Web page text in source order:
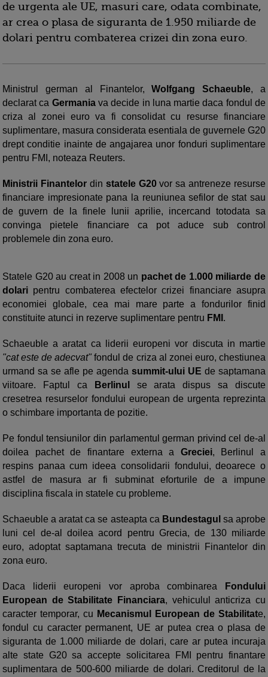
de urgenta ale UE, masuri care, odata combinate,
ar crea o plasa de siguranta de 1.950 miliarde de
dolari pentru combaterea crizei din zona euro.
Ministrul german al Finantelor,Wolfgang Schaeuble, a
declarat ca Germaniava decide in luna martie daca fondul de
criza al zonei euro va fi consolidat cu resurse financiare
suplimentare, masura considerata esentiala de guvernele G20
drept conditie inainte de angajarea unor fonduri suplimentare
pentru FMI, noteaza Reuters.
Ministrii Finantelor din statele G20vor sa antreneze resurse
financiare impresionate pana la reuniunea sefilor de stat sau
de guvern de la finele lunii aprilie, incercand totodata sa
convinga pietele financiare ca pot aduce sub control
problemele din zona euro.
Statele G20 au creat in 2008 un pachet de 1.000 miliarde de
dolari pentru combaterea efectelor crizei financiare asupra
economiei globale, cea mai mare parte a fondurilor finid
constituite atunci in rezerve suplimentare pentru FMI .
Schaeuble a aratat ca liderii europeni vor discuta in martie
"cat este de adecvat"fondul de criza al zonei euro, chestiunea
urmand sa se afle pe agenda summit-ului UE de saptamana
viitoare. Faptul ca
Berlinul se arata dispus sa discute
cresetrea resurselor fondului european de urgenta reprezinta
o schimbare importanta de pozitie.
Pe fondul tensiunilor din parlamentul german privind cel de-al
doilea pachet de finantare externa a Greciei, Berlinul a
respins panaa cum ideea consolidarii fondului, deoarece o
astfel de masura ar fi subminat eforturile de a impune
disciplina fiscala in statele cu probleme.
Schaeuble a aratat ca se asteapta ca Bundestagul sa aprobe
luni cel de-al doilea acord pentru Grecia, de 130 miliarde
euro, adoptat saptamana trecuta de ministrii Finantelor din
zona euro.
Daca liderii europeni vor aproba combinarea
Fondului
European de Stabilitate Financiara, vehiculul anticriza cu
caracter temporar, cu Mecanismul European de Stabilitate,
fondul cu caracter permanent, UE ar putea crea o plasa de
siguranta de 1.000 miliarde de dolari, care ar putea incuraja
alte state G20 sa accepte solicitarea FMI pentru finantare
suplimentara de 500-600 miliarde de dolari. Creditorul de la